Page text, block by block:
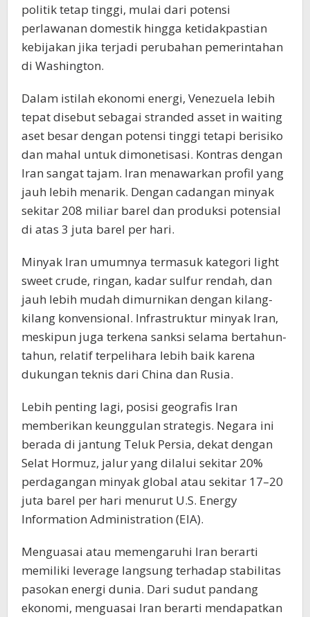
politik tetap tinggi, mulai dari potensi
perlawanan domestik hingga ketidakpastian
kebijakan jika terjadi perubahan pemerintahan
di Washington.
Dalam istilah ekonomi energi, Venezuela lebih
tepat disebut sebagai stranded asset in waiting
aset besar dengan potensi tinggi tetapi berisiko
dan mahal untuk dimonetisasi. Kontras dengan
Iran sangat tajam. Iran menawarkan profil yang
jauh lebih menarik. Dengan cadangan minyak
sekitar 208 miliar barel dan produksi potensial
di atas 3 juta barel per hari.
Minyak Iran umumnya termasuk kategori light
sweet crude, ringan, kadar sulfur rendah, dan
jauh lebih mudah dimurnikan dengan kilang-
kilang konvensional. Infrastruktur minyak Iran,
meskipun juga terkena sanksi selama bertahun-
tahun, relatif terpelihara lebih baik karena
dukungan teknis dari China dan Rusia.
Lebih penting lagi, posisi geografis Iran
memberikan keunggulan strategis. Negara ini
berada di jantung Teluk Persia, dekat dengan
Selat Hormuz, jalur yang dilalui sekitar 20%
perdagangan minyak global atau sekitar 17–20
juta barel per hari menurut U.S. Energy
Information Administration (EIA).
Menguasai atau memengaruhi Iran berarti
memiliki leverage langsung terhadap stabilitas
pasokan energi dunia. Dari sudut pandang
ekonomi, menguasai Iran berarti mendapatkan